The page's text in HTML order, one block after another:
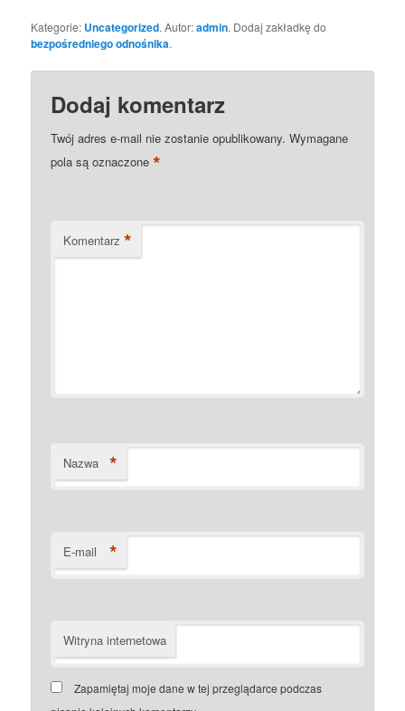
Kategorie: Uncategorized. Autor:admin. Dodaj zakładkę do
bezpośredniego odnośnika.
Dodaj komentarz
Twój adres e-mail nie zostanie opublikowany. Wymagane
pola są oznaczone*
Komentarz *
Nazwa *
E-mail *
Witryna internetowa
Zapamiętaj moje dane w tej przeglądarce podczas